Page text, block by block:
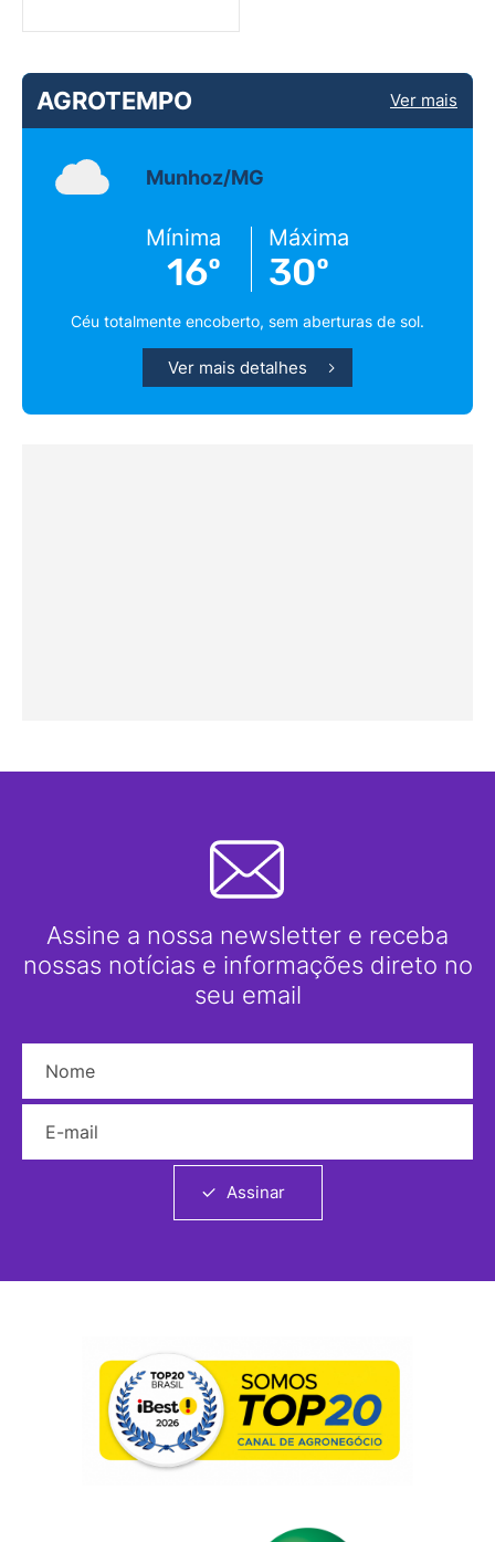
AGROTEMPO Ver mais
Munhoz/MG
Mínima
16º
Máxima
30º
Céu totalmente encoberto, sem aberturas de sol.
Ver mais detalhes
Assine a nossa newsletter e receba
nossas notícias e informações direto no
seu email
Assinar